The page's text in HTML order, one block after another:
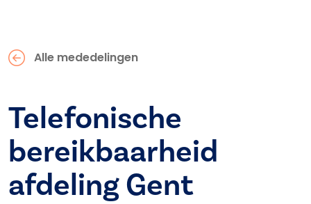
Alle mededelingen
Telefonische
bereikbaarheid
afdeling Gent